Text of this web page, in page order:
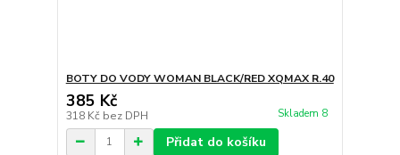
BOTY DO VODY WOMAN BLACK/RED XQMAX R.40
385 Kč
318 Kč bez DPH Skladem 8
Přidat do košíku